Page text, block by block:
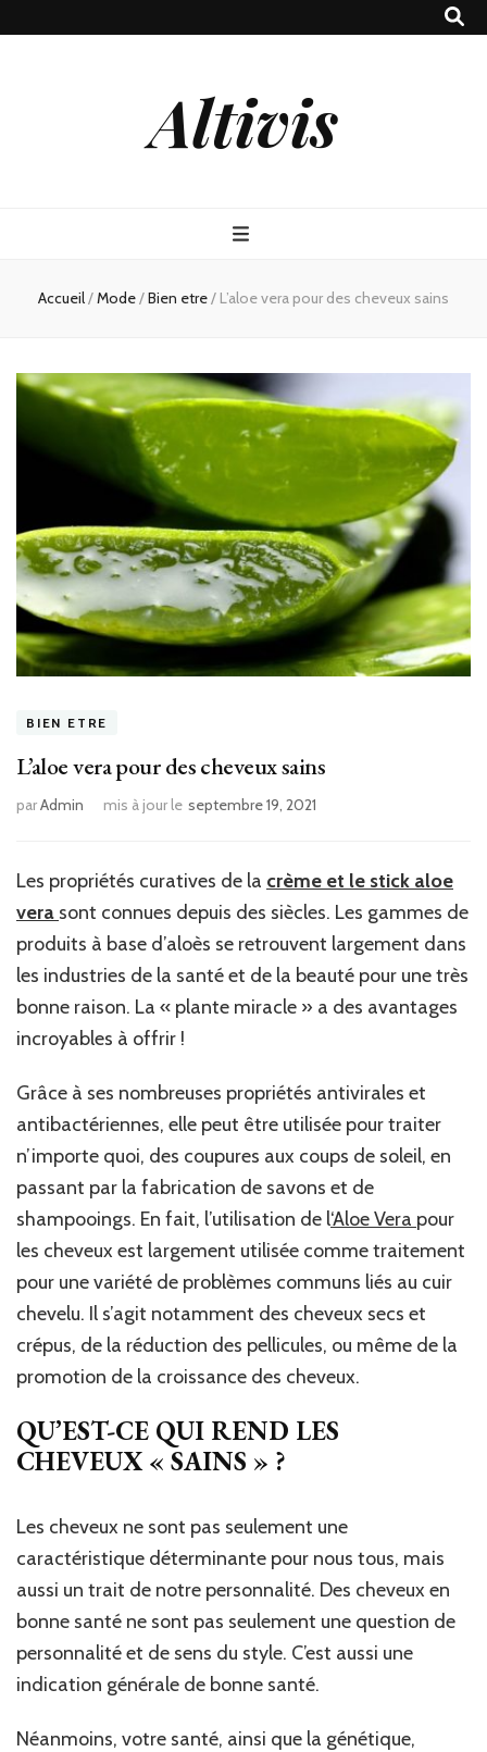
Altivis
Accueil/Mode/Bien etre/ L’aloe vera pour des cheveux sains
BIEN ETRE
L’aloe vera pour des cheveux sains
parAdmin mis à jour le septembre 19, 2021
Les propriétés curatives de la crème et le stick aloe
vera sont connues depuis des siècles. Les gammes de
produits à base d’aloès se retrouvent largement dans
les industries de la santé et de la beauté pour une très
bonne raison. La « plante miracle » a des avantages
incroyables à offrir !
Grâce à ses nombreuses propriétés antivirales et
antibactériennes, elle peut être utilisée pour traiter
n’importe quoi, des coupures aux coups de soleil, en
passant par la fabrication de savons et de
shampooings. En fait, l’utilisation de l‘Aloe Vera pour
les cheveux est largement utilisée comme traitement
pour une variété de problèmes communs liés au cuir
chevelu. Il s’agit notamment des cheveux secs et
crépus, de la réduction des pellicules, ou même de la
promotion de la croissance des cheveux.
QU’EST-CE QUI REND LES
CHEVEUX « SAINS » ?
Les cheveux ne sont pas seulement une
caractéristique déterminante pour nous tous, mais
aussi un trait de notre personnalité. Des cheveux en
bonne santé ne sont pas seulement une question de
personnalité et de sens du style. C’est aussi une
indication générale de bonne santé.
Néanmoins, votre santé, ainsi que la génétique,